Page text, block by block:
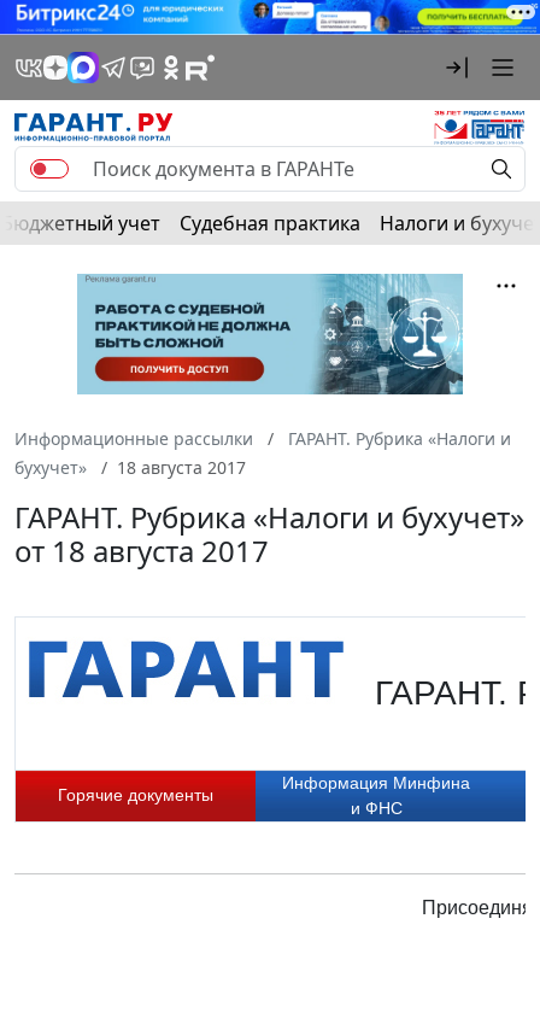
Бюджетный учет Судебная практика Налоги и
Информационные рассылки
ГАРАНТ. Рубрика «Налоги и
бухучет»
18 августа 2017
ГАРАНТ. Рубрика «Налоги и бухучет»
от 18 августа 2017
ГАРАНТ.
Горячие документы
Информация Минфина
и ФНС